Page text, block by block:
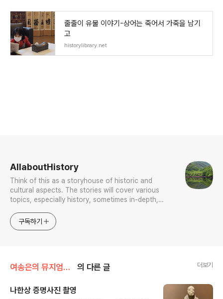
줄줄이 유물 이야기-상어는 죽어서 가죽을 남기
고
historylibrary.net
AllaboutHistory
Think of this as a storyhouse of historic and
cultural aspects. The stories will cover various
topics, especially history, sometimes in-depth,
approach will be to resist any common sense or
generalized viewpoint
구독하기
여송은의 뮤지엄톡톡 의 다른 글 더보기
나한상 증명사진 촬영